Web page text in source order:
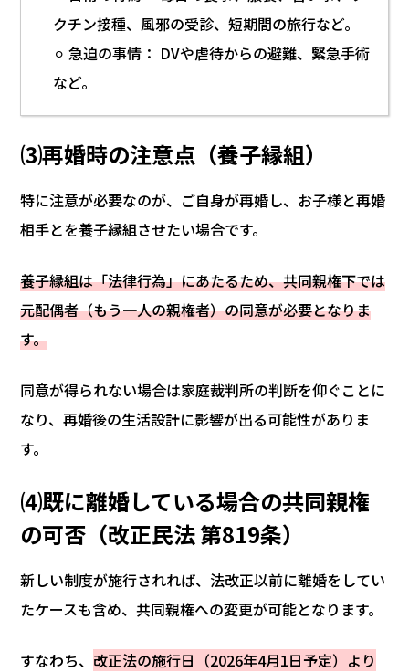
クチン接種、風邪の受診、短期間の旅行など。
⚪︎ 急迫の事情： DVや虐待からの避難、緊急手術
など。
⑶再婚時の注意点（養子縁組）
特に注意が必要なのが、ご自身が再婚し、お子様と再婚
相手とを養子縁組させたい場合です。
養子縁組は「法律行為」にあたるため、共同親権下では
元配偶者（もう一人の親権者）の同意が必要となりま
す。
同意が得られない場合は家庭裁判所の判断を仰ぐことに
なり、再婚後の生活設計に影響が出る可能性がありま
す。
⑷既に離婚している場合の共同親権
の可否（改正民法 第819条）
新しい制度が施行されれば、法改正以前に離婚をしてい
たケースも含め、共同親権への変更が可能となります。
すなわち、 改正法の施行日（2026年4月1日予定）より